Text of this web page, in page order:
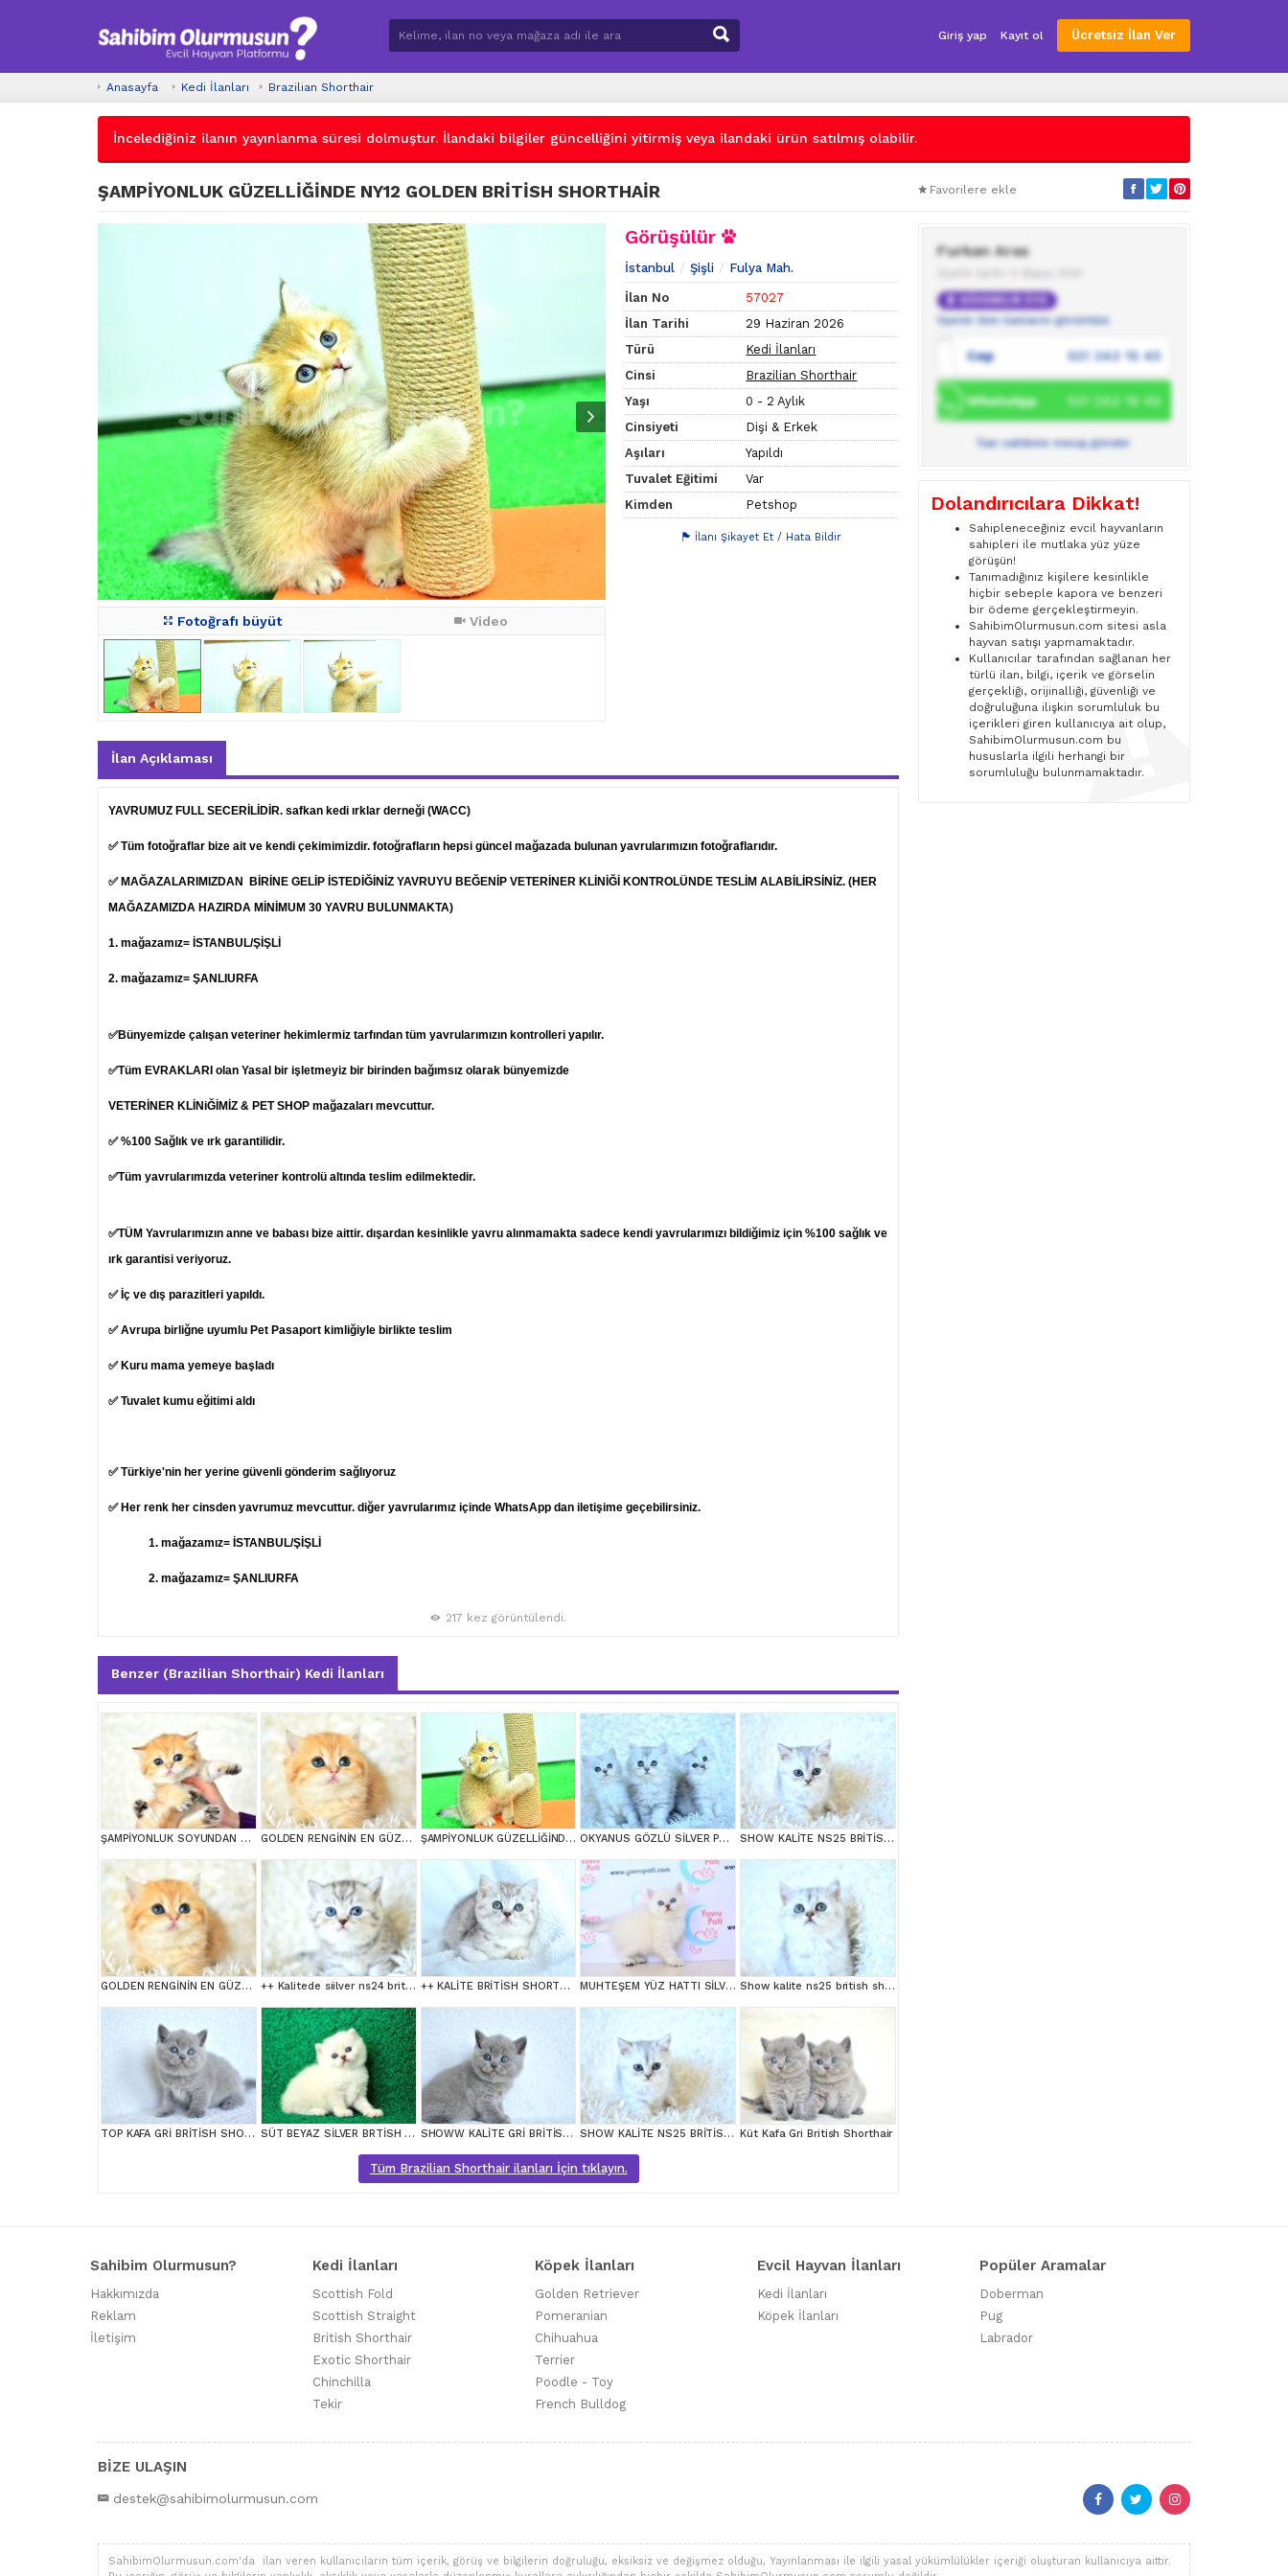
Giriş yap Kayıt ol Ücretsiz İlan Ver
Anasayfa Kedi İlanları Brazilian Shorthair
İncelediğiniz ilanın yayınlanma süresi dolmuştur. İlandaki bilgiler güncelliğini yitirmiş veya ilandaki ürün satılmış olabilir.
ŞAMPİYONLUK GÜZELLİĞİNDE NY12 GOLDEN BRİTİSH SHORTHAİR Favorilere ekle
Fotoğrafı büyüt Video
Görüşülür
İstanbul Şişli Fulya Mah.
İlan No
57027
İlan Tarihi
29 Haziran 2026
Türü
Kedi İlanları
Cinsi
Brazilian Shorthair
Yaşı
0 - 2 Aylık
Cinsiyeti
Dişi & Erkek
Aşıları
Yapıldı
Tuvalet Eğitimi
Var
Kimden
Petshop
İlanı Şikayet Et / Hata Bildir
İlan Açıklaması
YAVRUMUZ FULL SECERİLİDİR. safkan kedi ırklar derneği (WACC)
✅ Tüm fotoğraflar bize ait ve kendi çekimimizdir. fotoğrafların hepsi güncel mağazada bulunan yavrularımızın fotoğraflarıdır.
✅ MAĞAZALARIMIZDAN BİRİNE GELİP İSTEDİĞİNİZ YAVRUYU BEĞENİP VETERİNER KLİNİĞİ KONTROLÜNDE TESLİM ALABİLİRSİNİZ. (HER
MAĞAZAMIZDA HAZIRDA MİNİMUM 30 YAVRU BULUNMAKTA)
1. mağazamız= İSTANBUL/ŞİŞLİ
2. mağazamız= ŞANLIURFA
✅Bünyemizde çalışan veteriner hekimlermiz tarfından tüm yavrularımızın kontrolleri yapılır.
✅Tüm EVRAKLARI olan Yasal bir işletmeyiz bir birinden bağımsız olarak bünyemizde
VETERİNER KLİNiĞİMİZ & PET SHOP mağazaları mevcuttur.
✅ %100 Sağlık ve ırk garantilidir.
✅Tüm yavrularımızda veteriner kontrolü altında teslim edilmektedir.
✅TÜM Yavrularımızın anne ve babası bize aittir. dışardan kesinlikle yavru alınmamakta sadece kendi yavrularımızı bildiğimiz için %100 sağlık ve
ırk garantisi veriyoruz.
✅ İç ve dış parazitleri yapıldı.
✅ Avrupa birliğne uyumlu Pet Pasaport kimliğiyle birlikte teslim
✅ Kuru mama yemeye başladı
✅ Tuvalet kumu eğitimi aldı
✅ Türkiye'nin her yerine güvenli gönderim sağlıyoruz
✅ Her renk her cinsden yavrumuz mevcuttur. diğer yavrularımız içinde WhatsApp dan iletişime geçebilirsiniz.
1. mağazamız= İSTANBUL/ŞİŞLİ
2. mağazamız= ŞANLIURFA
217 kez görüntülendi.
Benzer (Brazilian Shorthair) Kedi İlanları
ŞAMPİYONLUK SOYUNDAN NY11 GOLDEN BRİTİSH SHORTHAİR GOLDEN RENGİNİN EN GÜZEL TONU NY11 BRİTİSH SHORTHAİR ŞAMPİYONLUK GÜZELLİĞİNDE NY12 GOLDEN BRİTİSH SHORTHAİR OKYANUS GÖZLÜ SİLVER POİNT BRİTİSH SHORTHAİR YAVRUMUZ SHOW KALİTE NS25 BRİTİSH SHORTHAİR YAVRUMUZ DİŞİ
GOLDEN RENGİNİN EN GÜZEL TONU NY11 BRİTİSH SHORTHAİR ++ Kalitede siilver ns24 british shorthair ++ KALİTE BRİTİSH SHORTHAİR MUHTEŞEM YÜZ HATTI SİLVER BRİTİSH SHORTHAİRNS1133 Show kalite ns25 british shorthair yavrumuz
TOP KAFA GRİ BRİTİSH SHORTHAİR YAVRUMUZ SÜT BEYAZ SİLVER BRTİSH SHORTHAİR NS1133 SHOWW KALİTE GRİ BRİTİSH SHORTHAİR YAVRUMUZ SHOW KALİTE NS25 BRİTİSH SHORTHAİR YAVRUMUZ DİŞİ Küt Kafa Gri British Shorthair
Tüm Brazilian Shorthair ilanları İçin tıklayın.
Furkan Aras
GÜVENİLİR ÜYE
Üyenin tüm ilanlarını görüntüle
Cep 531 243 15 45
WhatsApp 531 243 15 45
İlan sahibine mesaj gönder
Dolandırıcılara Dikkat!
Sahipleneceğiniz evcil hayvanların
sahipleri ile mutlaka yüz yüze
görüşün!
Tanımadığınız kişilere kesinlikle
hiçbir sebeple kapora ve benzeri
bir ödeme gerçekleştirmeyin.
SahibimOlurmusun.com sitesi asla
hayvan satışı yapmamaktadır.
Kullanıcılar tarafından sağlanan her
türlü ilan, bilgi, içerik ve görselin
gerçekliği, orijinalliği, güvenliği ve
doğruluğuna ilişkin sorumluluk bu
içerikleri giren kullanıcıya ait olup,
SahibimOlurmusun.com bu
hususlarla ilgili herhangi bir
sorumluluğu bulunmamaktadır.
Sahibim Olurmusun?
Hakkımızda
Reklam
İletişim
Kedi İlanları
Scottish Fold
Scottish Straight
British Shorthair
Exotic Shorthair
Chinchilla
Tekir
Köpek İlanları
Golden Retriever
Pomeranian
Chihuahua
Terrier
Poodle - Toy
French Bulldog
Evcil Hayvan İlanları
Kedi İlanları
Köpek İlanları
Popüler Aramalar
Doberman
Pug
Labrador
BİZE ULAŞIN
destek@sahibimolurmusun.com
SahibimOlurmusun.com'da ilan veren kullanıcıların tüm içerik, görüş ve bilgilerin doğruluğu, eksiksiz ve değişmez olduğu, Yayınlanması ile ilgili yasal yükümlülükler içeriği oluşturan kullanıcıya aittir.